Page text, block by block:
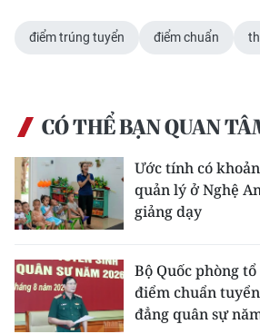
FRANÇAIS
ESPAÑOL
한국어
điểm trúng tuyển điểm chuẩn
CÓ THỂ BẠN QUAN
Ước tính có
quản lý ở Nghệ
giảng dạy
Bộ Quốc phòng
điểm chuẩn
đẳng quân sự